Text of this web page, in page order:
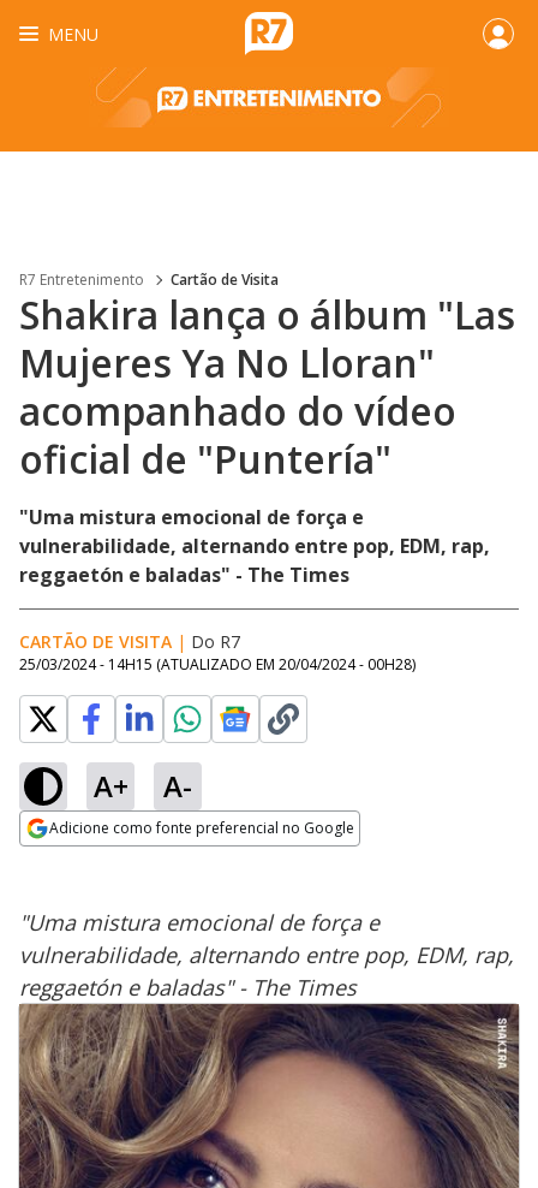
MENU
R7 Entretenimento Cartão de Visita
Shakira lança o álbum "Las
Mujeres Ya No Lloran"
acompanhado do vídeo
oficial de "Puntería"
"Uma mistura emocional de força e
vulnerabilidade, alternando entre pop, EDM, rap,
reggaetón e baladas" - The Times
CARTÃO DE VISITA | Do R7
25/03/2024 - 14H15 (ATUALIZADO EM 20/04/2024 - 00H28)
A+ A-
Adicione como fonte preferencial no Google
"Uma mistura emocional de força e
vulnerabilidade, alternando entre pop, EDM, rap,
reggaetón e baladas" - The Times